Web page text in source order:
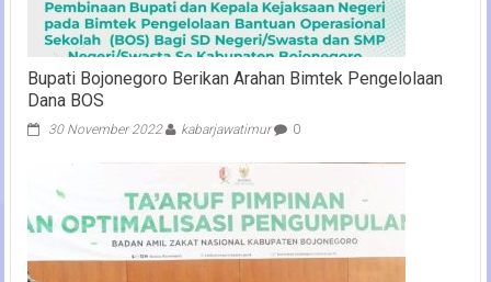
Bupati Bojonegoro Berikan Arahan Bimtek Pengelolaan
Dana BOS
30 November 2022 kabarjawatimur 0